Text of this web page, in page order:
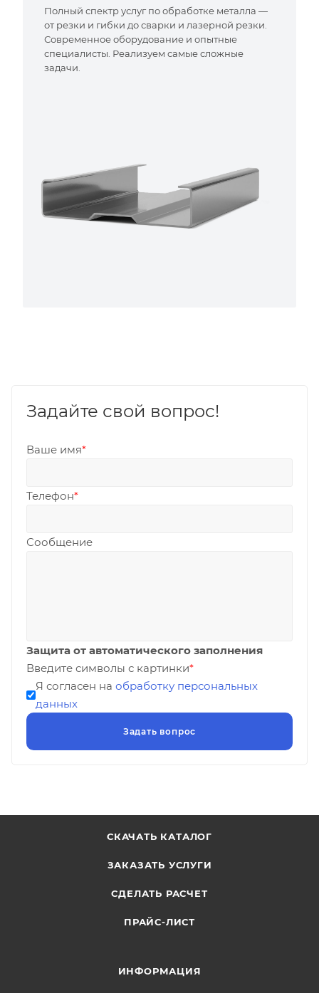
Полный спектр услуг по обработке металла —
от резки и гибки до сварки и лазерной резки.
Современное оборудование и опытные
специалисты. Реализуем самые сложные
задачи.
Задайте свой вопрос!
Ваше имя*
Телефон*
Сообщение
Защита от автоматического заполнения
Введите символы с картинки*
Я согласен на обработку персональных
данных
СКАЧАТЬ КАТАЛОГ
ЗАКАЗАТЬ УСЛУГИ
СДЕЛАТЬ РАСЧЕТ
ПРАЙС-ЛИСТ
ИНФОРМАЦИЯ